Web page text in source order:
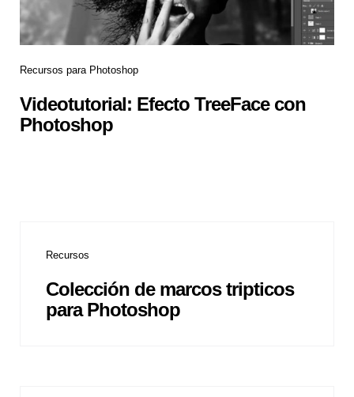
Recursos para Photoshop
Videotutorial: Efecto TreeFace con
Photoshop
Recursos
Colección de marcos tripticos
para Photoshop